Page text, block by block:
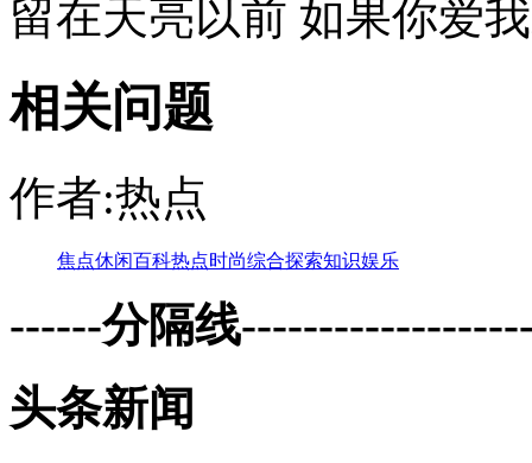
留在天亮以前 如果你爱
相关问题
作者:热点
焦点休闲百科热点时尚综合探索知识娱乐
------分隔线
头条新闻